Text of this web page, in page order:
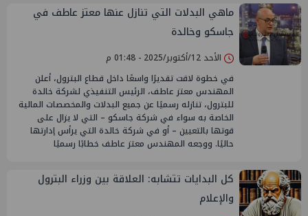
ماهي البدلات التي تنازل عنها معتز عاطف في
جاسكو وخالدة
الأحد 12/أكتوبر/2025 - 01:48 م
في خطوة لاقت تقديرًا واسعًا داخل قطاع البترول، أعلن
المهندس معتز عاطف، الرئيس التنفيذي لشركة خالدة
للبترول، تنازله رسميًا عن جميع البدلات والمخصصات المالية
الخاصة به سواء في شركة جاسكو – التي لا يزال على
قوتها بالتعيين – أو في شركة خالدة التي يرأس إدارتها
حاليًا. ووجعه المهندس معتز عاطف خطابًا رسميًا
كل البدايات تتشابه: العلاقة بين وزراء البترول
والإعلام